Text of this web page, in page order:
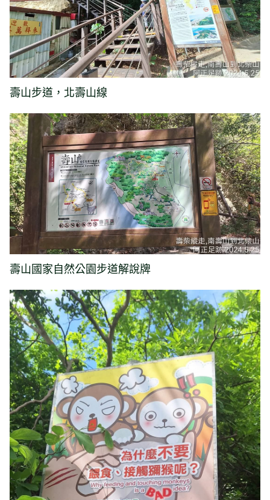
壽山步道，北壽山線
壽山國家自然公園步道解說牌